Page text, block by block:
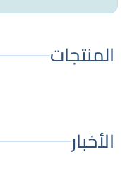
المنتجات
الأخبار